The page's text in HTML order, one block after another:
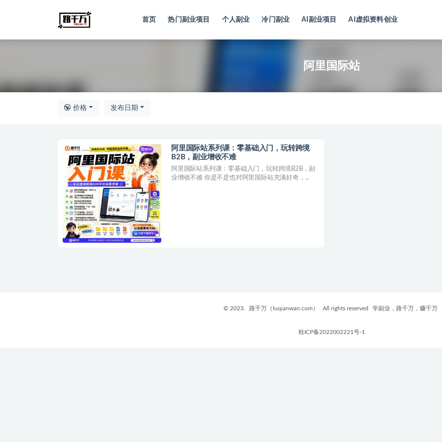
首页 热门副业项目 个人副业 冷门副业 AI副业项目 AI虚拟资料创业
阿里国际站
价格 发布日期
阿里国际站系列课：零基础入门，玩转跨境
B2B，副业增收不难
阿里国际站系列课：零基础入门，玩转跨境B2B，副
业增收不难 你是不是也对阿里国际站充满好奇，...
© 2023. 路千万（luqianwan.com） All rights reserved 学副业，路千万，赚千万
桂ICP备2022002221号-1